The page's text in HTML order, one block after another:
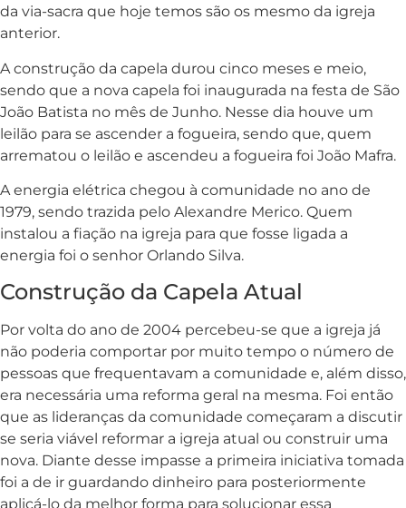
da via-sacra que hoje temos são os mesmo da igreja
anterior.
A construção da capela durou cinco meses e meio,
sendo que a nova capela foi inaugurada na festa de São
João Batista no mês de Junho. Nesse dia houve um
leilão para se ascender a fogueira, sendo que, quem
arrematou o leilão e ascendeu a fogueira foi João Mafra.
A energia elétrica chegou à comunidade no ano de
1979, sendo trazida pelo Alexandre Merico. Quem
instalou a fiação na igreja para que fosse ligada a
energia foi o senhor Orlando Silva.
Construção da Capela Atual
Por volta do ano de 2004 percebeu-se que a igreja já
não poderia comportar por muito tempo o número de
pessoas que frequentavam a comunidade e, além disso,
era necessária uma reforma geral na mesma. Foi então
que as lideranças da comunidade começaram a discutir
se seria viável reformar a igreja atual ou construir uma
nova. Diante desse impasse a primeira iniciativa tomada
foi a de ir guardando dinheiro para posteriormente
aplicá-lo da melhor forma para solucionar essa